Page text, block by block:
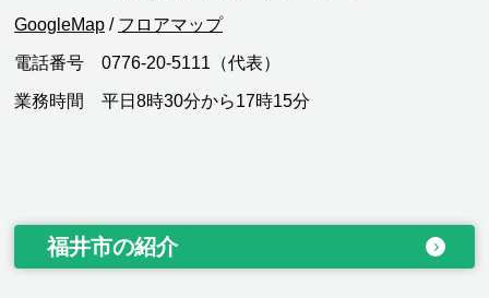
GoogleMap / フロアマップ
電話番号 0776-20-5111（代表）
業務時間 平日8時30分から17時15分
福井市の紹介